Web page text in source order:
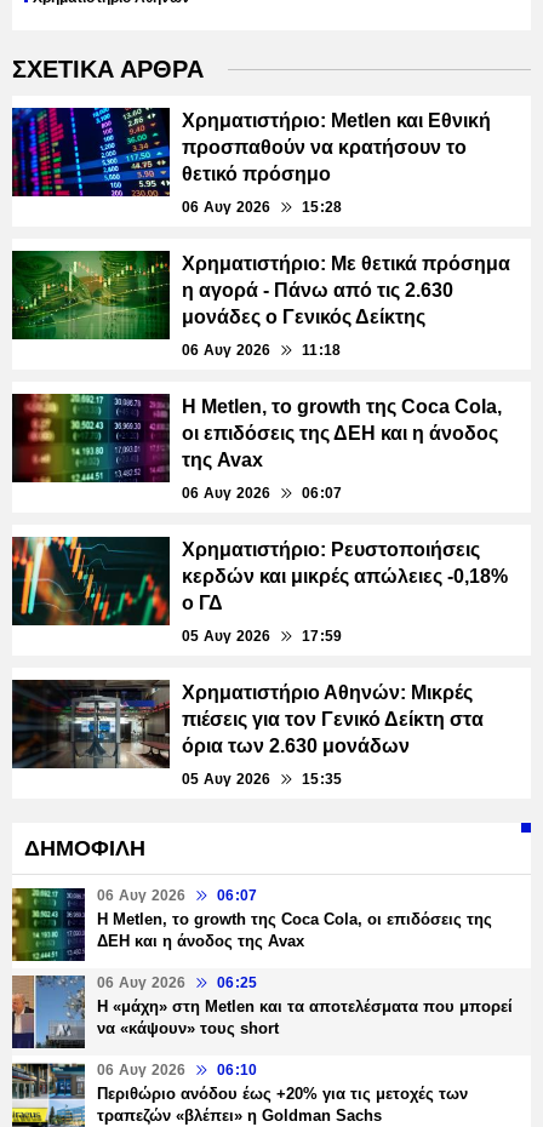
ΣΧΕΤΙΚΑ ΑΡΘΡΑ
Χρηματιστήριο: Metlen και Εθνική
προσπαθούν να κρατήσουν το
θετικό πρόσημο
06 Αυγ 2026 15:28
Χρηματιστήριο: Με θετικά πρόσημα
η αγορά - Πάνω από τις 2.630
μονάδες ο Γενικός Δείκτης
06 Αυγ 2026 11:18
H Metlen, το growth της Coca Cola,
οι επιδόσεις της ΔΕΗ και η άνοδος
της Avax
06 Αυγ 2026 06:07
Χρηματιστήριο: Ρευστοποιήσεις
κερδών και μικρές απώλειες -0,18%
ο ΓΔ
05 Αυγ 2026 17:59
Χρηματιστήριο Αθηνών: Μικρές
πιέσεις για τον Γενικό Δείκτη στα
όρια των 2.630 μονάδων
05 Αυγ 2026 15:35
ΔΗΜΟΦΙΛΗ
06 Αυγ 2026 06:07
H Metlen, το growth της Coca Cola, οι επιδόσεις της
ΔΕΗ και η άνοδος της Avax
06 Αυγ 2026 06:25
H «μάχη» στη Metlen και τα αποτελέσματα που μπορεί
να «κάψουν» τους short
06 Αυγ 2026 06:10
Περιθώριο ανόδου έως +20% για τις μετοχές των
τραπεζών «βλέπει» η Goldman Sachs